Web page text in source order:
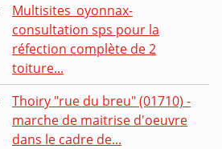
Multisites_oyonnax-
consultation sps pour la
réfection complète de 2
toiture...
Thoiry "rue du breu" (01710) -
marche de maitrise d'oeuvre
dans le cadre de...